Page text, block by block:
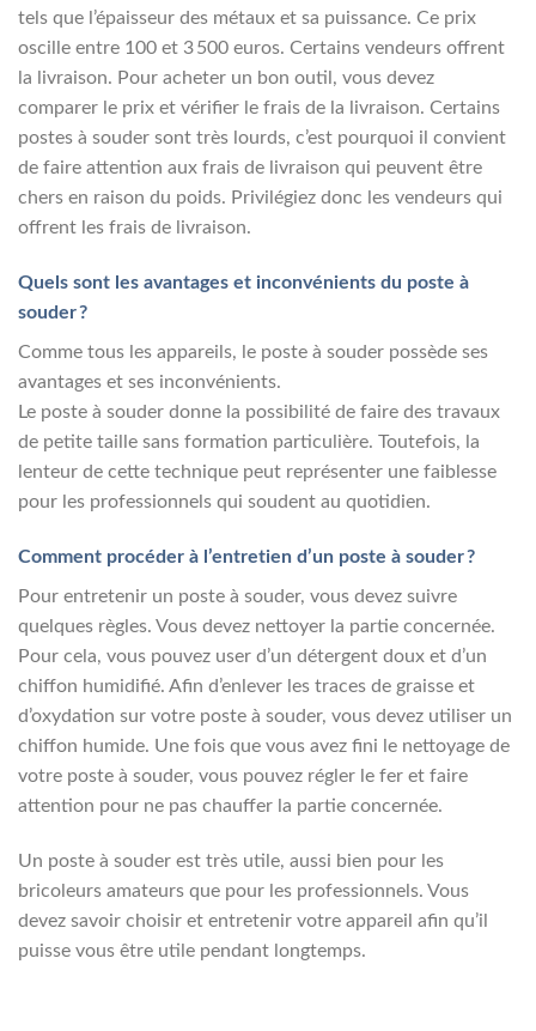
tels que l’épaisseur des métaux et sa puissance. Ce prix
oscille entre 100 et 3 500 euros. Certains vendeurs offrent
la livraison. Pour acheter un bon outil, vous devez
comparer le prix et vérifier le frais de la livraison. Certains
postes à souder sont très lourds, c’est pourquoi il convient
de faire attention aux frais de livraison qui peuvent être
chers en raison du poids. Privilégiez donc les vendeurs qui
offrent les frais de livraison.
Quels sont les avantages et inconvénients du poste à
souder ?
Comme tous les appareils, le poste à souder possède ses
avantages et ses inconvénients.
Le poste à souder donne la possibilité de faire des travaux
de petite taille sans formation particulière. Toutefois, la
lenteur de cette technique peut représenter une faiblesse
pour les professionnels qui soudent au quotidien.
Comment procéder à l’entretien d’un poste à souder ?
Pour entretenir un poste à souder, vous devez suivre
quelques règles. Vous devez nettoyer la partie concernée.
Pour cela, vous pouvez user d’un détergent doux et d’un
chiffon humidifié. Afin d’enlever les traces de graisse et
d’oxydation sur votre poste à souder, vous devez utiliser un
chiffon humide. Une fois que vous avez fini le nettoyage de
votre poste à souder, vous pouvez régler le fer et faire
attention pour ne pas chauffer la partie concernée.
Un poste à souder est très utile, aussi bien pour les
bricoleurs amateurs que pour les professionnels. Vous
devez savoir choisir et entretenir votre appareil afin qu’il
puisse vous être utile pendant longtemps.